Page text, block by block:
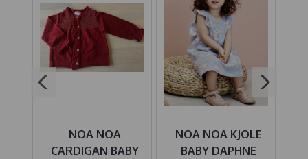
NOA NOA
CARDIGAN BABY
NOA NOA KJOLE
BABY DAPHNE